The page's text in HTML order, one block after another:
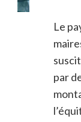
Le
par